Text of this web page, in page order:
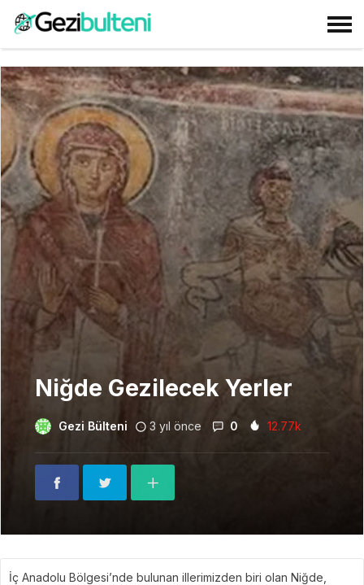
Niğde Gezilecek Yerler
Gezi Bülteni 3 yıl önce 0 12.77k
İç Anadolu Bölgesi’nde bulunan illerimizden biri olan Niğde,